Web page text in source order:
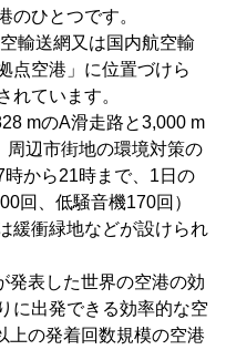
のひとつです。
輸送網又は国内航空輸
点空港」に位置づけら
れています。
mのA滑走路と3,000 m
周辺市街地の環境対策の
から21時まで、1日の
回、低騒音機170回）
緩衝緑地などが設けられ
発表した世界の空港の効
に出発できる効率的な空
上の発着回数規模の空港